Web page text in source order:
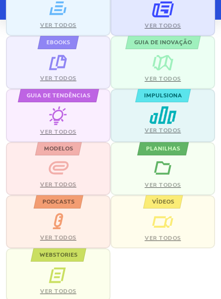
VER TODOS VER TODOS
EBOOKS
VER TODOS
GUIA DE INOVAÇÃO
VER TODOS
GUIA DE TENDÊNCIAS
VER TODOS
IMPULSIONA
VER TODOS
MODELOS
VER TODOS
PLANILHAS
VER TODOS
PODCASTS
VER TODOS
VÍDEOS
VER TODOS
WEBSTORIES
VER TODOS